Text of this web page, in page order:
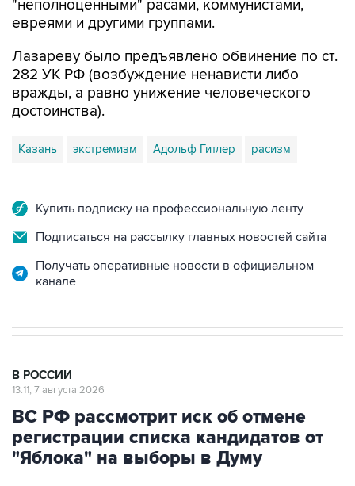
Лазареву было предъявлено обвинение по ст.
вражды, а равно унижение человеческого
достоинства).
Казань экстремизм
Подписаться на рассылку главных новостей сайта
Получать оперативные новости в официальном
ВС РФ рассмотрит иск об отмене
регистрации списка кандидатов от
"Яблока" на выборы в Думу
Москва. 7 августа. INTERFAX.RU - Верховный